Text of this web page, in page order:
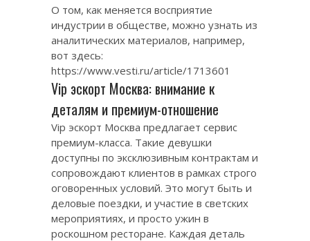
О том, как меняется восприятие
индустрии в обществе, можно узнать из
аналитических материалов, например,
вот здесь:
https://www.vesti.ru/article/1713601
Vip эскорт Москва: внимание к
деталям и премиум-отношение
Vip эскорт Москва предлагает сервис
премиум-класса. Такие девушки
доступны по эксклюзивным контрактам и
сопровождают клиентов в рамках строго
оговоренных условий. Это могут быть и
деловые поездки, и участие в светских
мероприятиях, и просто ужин в
роскошном ресторане. Каждая деталь